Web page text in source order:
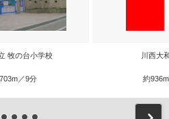
牧の台小学校
／9分
川西大
約